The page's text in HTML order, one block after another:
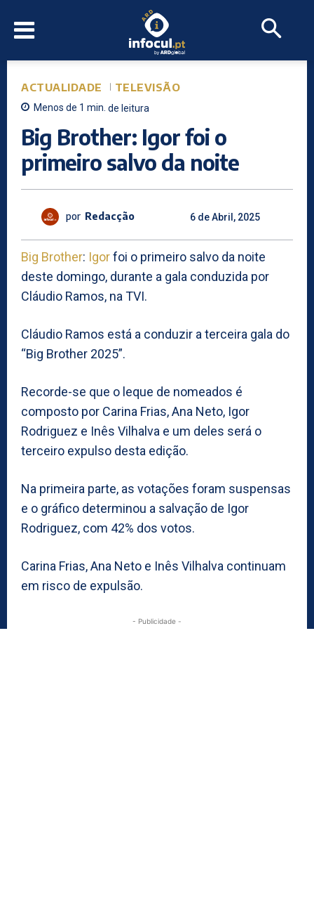
ACTUALIDADE TELEVISÃO
Menos de 1 min. de leitura
Big Brother: Igor foi o
primeiro salvo da noite
por Redacção 6 de Abril, 2025
Big Brother: Igorfoi o primeiro salvo da noite
deste domingo, durante a gala conduzida por
Cláudio Ramos, na TVI.
Cláudio Ramos está a conduzir a terceira gala do
“Big Brother 2025”.
Recorde-se que o leque de nomeados é
composto por Carina Frias, Ana Neto, Igor
Rodriguez e Inês Vilhalva e um deles será o
terceiro expulso desta edição.
Na primeira parte, as votações foram suspensas
e o gráfico determinou a salvação de Igor
Rodriguez, com 42% dos votos.
Carina Frias, Ana Neto e Inês Vilhalva continuam
em risco de expulsão.
- Publicidade -